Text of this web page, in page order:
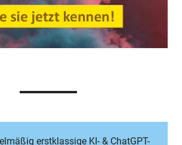
erstklassige KI- & ChatGPT-